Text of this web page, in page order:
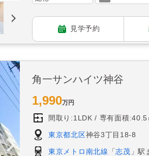
見学予約
角一サンハイツ神谷
1,990万円
間取り:1LDK 専有面積:40.5
東京都北区神谷3丁目18-8
東京メトロ南北線 「志茂 」